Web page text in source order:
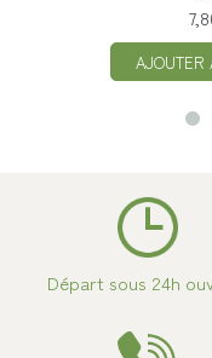
AJOUTER AU PANIER
Départ sous 24h